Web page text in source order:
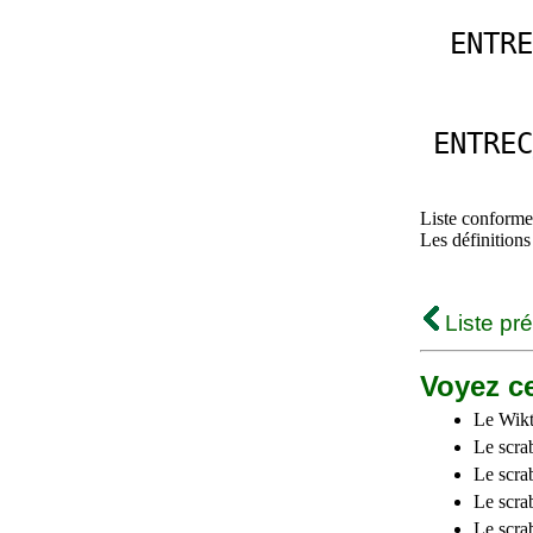
ENTREC
Liste
Les définitions
Liste
Voyez
Le
Le
Le
Le
Le